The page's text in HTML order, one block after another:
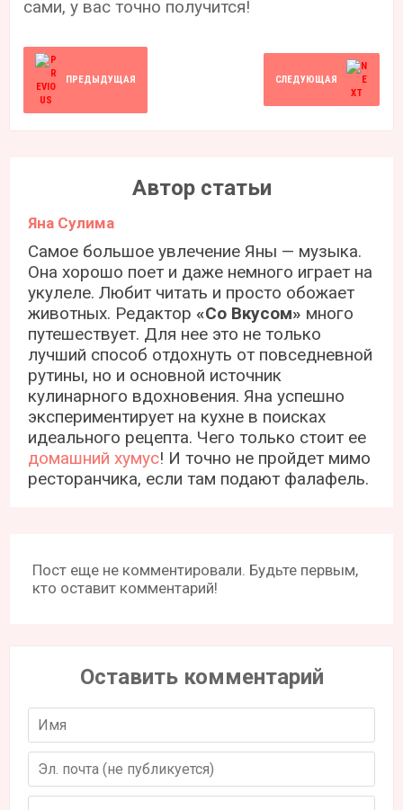
сами, у вас точно получится!
ПРЕДЫДУЩАЯ СЛЕДУЮЩАЯ
Автор статьи
Яна Сулима
Самое большое увлечение Яны — музыка.
Она хорошо поет и даже немного играет на
укулеле. Любит читать и просто обожает
животных. Редактор«Со Вкусом» много
путешествует. Для нее это не только
лучший способ отдохнуть от повседневной
рутины, но и основной источник
кулинарного вдохновения. Яна успешно
экспериментирует на кухне в поисках
идеального рецепта. Чего только стоит ее
домашний хумус! И точно не пройдет мимо
ресторанчика, если там подают фалафель.
Пост еще не комментировали. Будьте первым,
кто оставит комментарий!
Оставить комментарий